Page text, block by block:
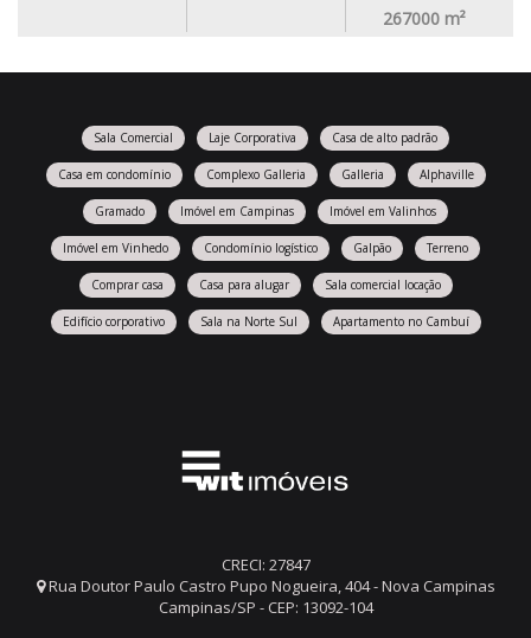
267000 m²
Sala Comercial Laje Corporativa Casa de alto padrão
Casa em condomínio Complexo Galleria Galleria Alphaville
Gramado Imóvel em Campinas Imóvel em Valinhos
Imóvel em Vinhedo Condomínio logístico Galpão Terreno
Comprar casa Casa para alugar Sala comercial locação
Edifício corporativo Sala na Norte Sul Apartamento no Cambuí
CRECI: 27847
Rua Doutor Paulo Castro Pupo Nogueira, 404 - Nova Campinas
Campinas/SP - CEP: 13092-104